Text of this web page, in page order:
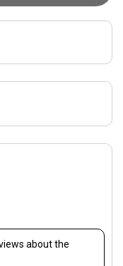
about the